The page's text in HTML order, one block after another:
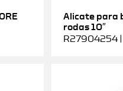
Alicate para
rodas 10″
R27904254 |